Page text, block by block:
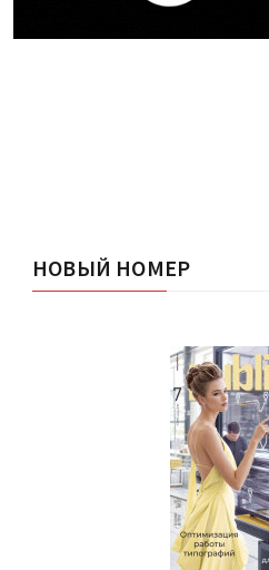
НОВЫЙ НОМЕР